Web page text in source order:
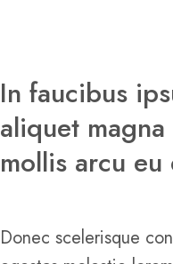
In faucibus
aliquet
mollis arcu
Donec scelerisque